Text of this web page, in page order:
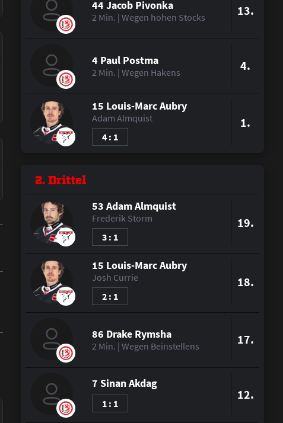
44 Jacob Pivonka
2 Min. | Wegen hohen Stocks 13.
4 Paul Postma
2 Min. | Wegen Hakens 4.
15 Louis-Marc Aubry
Adam Almquist
4 : 1
1.
2. Drittel
53 Adam Almquist
Frederik Storm
3 : 1
19.
15 Louis-Marc Aubry
Josh Currie
2 : 1
18.
86 Drake Rymsha
2 Min. | Wegen Beinstellens 17.
7 Sinan Akdag
1 : 1
12.